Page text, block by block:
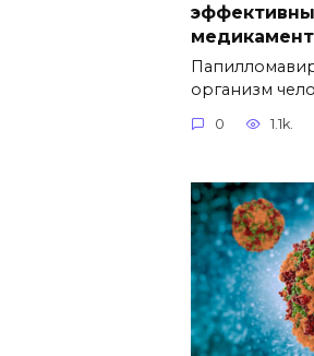
организм
0 1.1k.